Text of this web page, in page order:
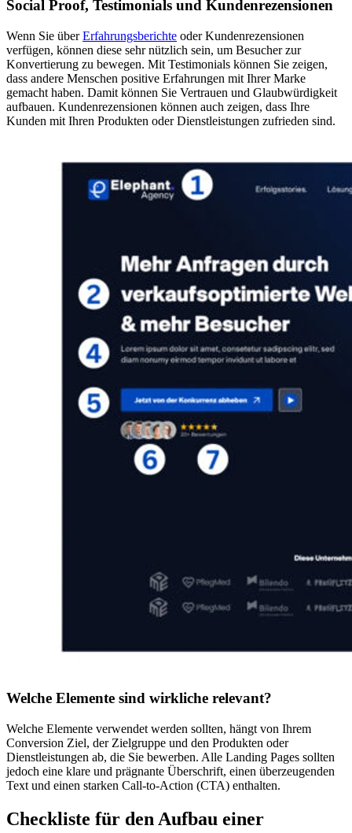
Social Proof, Testimonials und Kundenrezensionen
Wenn Sie überErfahrungsberichte oder Kundenrezensionen
verfügen, können diese sehr nützlich sein, um Besucher zur
Konvertierung zu bewegen. Mit Testimonials können Sie zeigen,
dass andere Menschen positive Erfahrungen mit Ihrer Marke
gemacht haben. Damit können Sie Vertrauen und Glaubwürdigkeit
aufbauen. Kundenrezensionen können auch zeigen, dass Ihre
Kunden mit Ihren Produkten oder Dienstleistungen zufrieden sind.
Welche Elemente sind wirkliche relevant?
Welche Elemente verwendet werden sollten, hängt von Ihrem
Conversion Ziel, der Zielgruppe und den Produkten oder
Dienstleistungen ab, die Sie bewerben. Alle Landing Pages sollten
jedoch eine klare und prägnante Überschrift, einen überzeugenden
Text und einen starken Call-to-Action (CTA) enthalten.
Checkliste für den Aufbau einer